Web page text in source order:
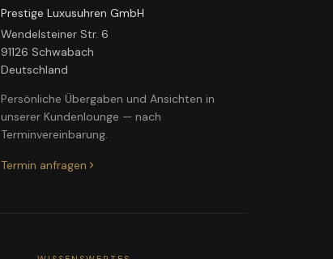
Prestige Luxusuhren GmbH
Wendelsteiner Str. 6
91126 Schwabach
Deutschland
Persönliche Übergaben und Ansichten in
unserer Kundenlounge — nach
Terminvereinbarung.
Termin anfragen